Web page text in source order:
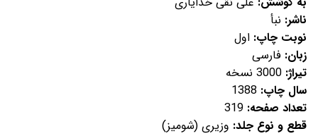
ناشر: نبأ
نوبت چاپ: اول
زبان: فارسی
تیراژ:
سال چاپ:
تعداد صفحه:
قطع و نوع جلد: وزیری (شومیز)